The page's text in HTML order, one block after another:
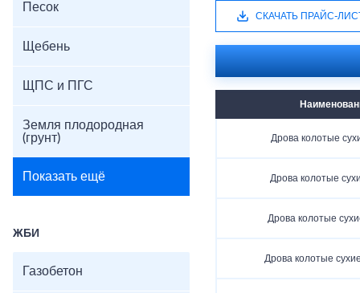
Песок
Щебень
ЩПС и ПГС
Земля плодородная
(грунт)
Показать ещё
ЖБИ
Газобетон
СКАЧАТЬ ПРАЙС-
Дрова колотые
Дрова колотые
Дрова колотые
Дрова колотые